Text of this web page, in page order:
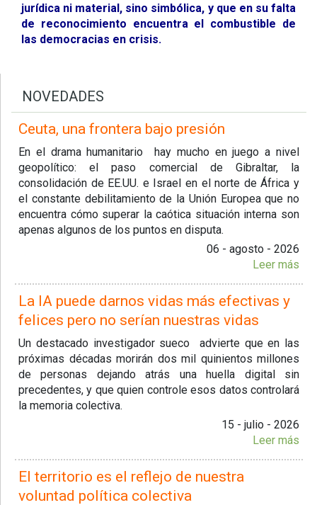
jurídica ni material, sino simbólica, y que en su falta
de reconocimiento encuentra el combustible de
las democracias en crisis.
NOVEDADES
Ceuta, una frontera bajo presión
En el drama humanitario hay mucho en juego a nivel
geopolítico: el paso comercial de Gibraltar, la
consolidación de EE.UU. e Israel en el norte de África y
el constante debilitamiento de la Unión Europea que no
encuentra cómo superar la caótica situación interna son
apenas algunos de los puntos en disputa.
06 - agosto - 2026
Leer más
La IA puede darnos vidas más efectivas y
felices pero no serían nuestras vidas
Un destacado investigador sueco advierte que en las
próximas décadas morirán dos mil quinientos millones
de personas dejando atrás una huella digital sin
precedentes, y que quien controle esos datos controlará
la memoria colectiva.
15 - julio - 2026
Leer más
El territorio es el reflejo de nuestra
voluntad política colectiva